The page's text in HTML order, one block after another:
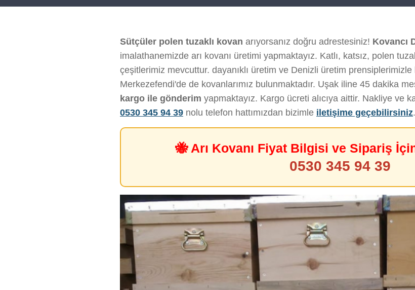
Sütçüler polen tuzaklı kovan arıyorsanız doğru adrestesiniz! Kovancı
imalathanemizde arı kovanı üretimi yapmaktayız. Katlı, katsız, polen
çeşitlerimiz mevcuttur. dayanıklı üretim ve Denizli üretim
Merkezefendi'de de kovanlarımız bulunmaktadır. Uşak iline 45 dakika
kargo ile gönderim yapmaktayız. Kargo ücreti alıcıya aittir. Nakliye ve
0530 345 94 39 nolu telefon hattımızdan bizimle iletişime geçebilirsiniz.
🐝 Arı Kovanı Fiyat Bilgisi ve Sipariş
0530 345 94 39